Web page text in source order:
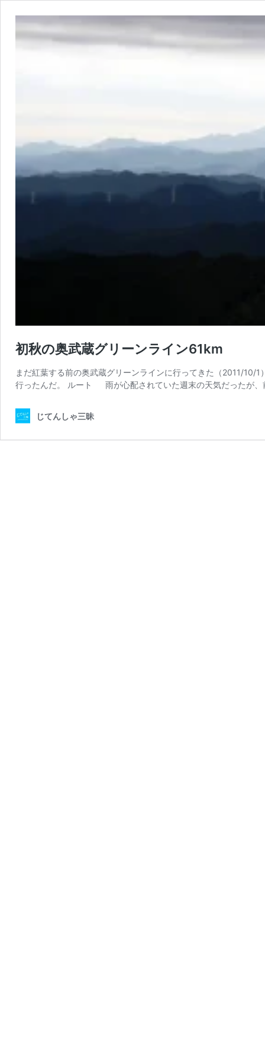
初秋の奥武蔵グリーンライン61km
まだ紅葉する前の奥武蔵グリーンラインに行ってきた（2011/10/
行ったんだ。 ルート 雨が心配されていた週末の天気だったが
じてんしゃ三昧